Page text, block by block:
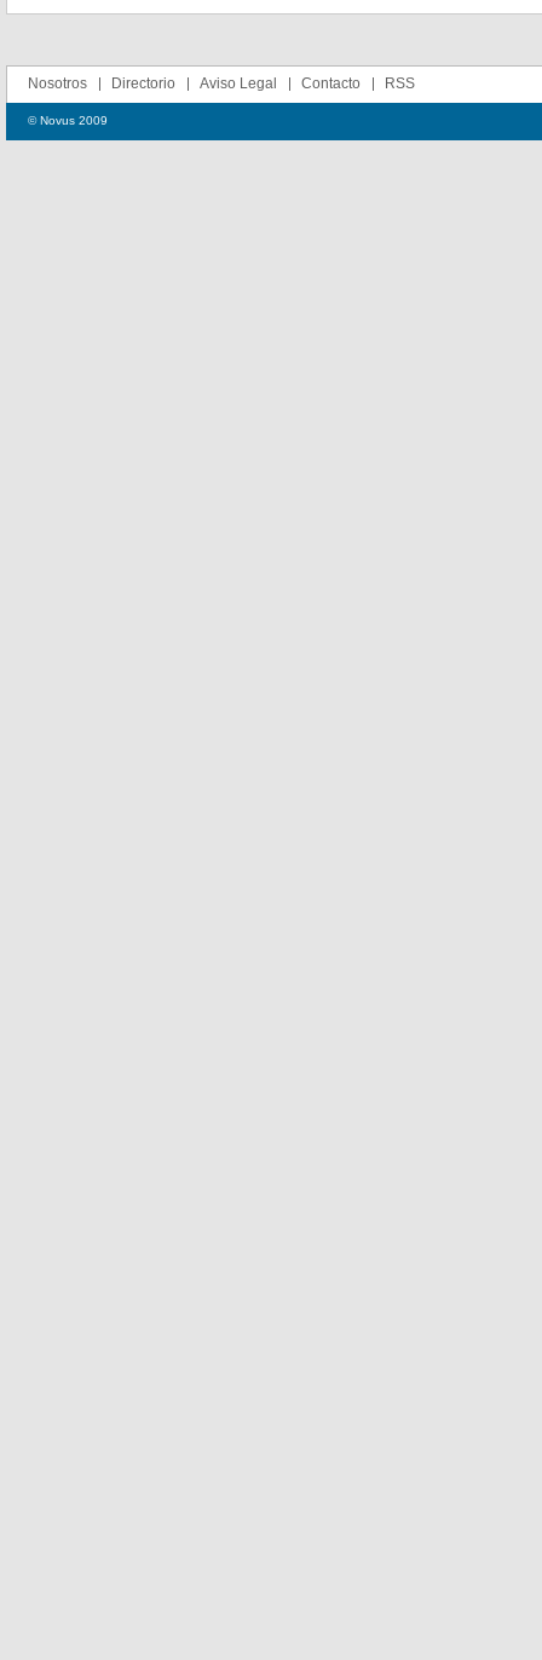
Nosotros Directorio Aviso Legal Contacto RSS
© Novus 2009